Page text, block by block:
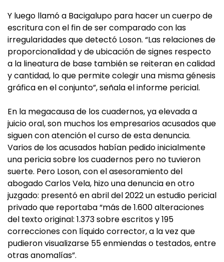
Y luego llamó a Bacigalupo para hacer un cuerpo de
escritura con el fin de ser comparado con las
irregularidades que detectó Loson. “Las relaciones de
proporcionalidad y de ubicación de signes respecto
a la lineatura de base también se reiteran en calidad
y cantidad, lo que permite colegir una misma génesis
gráfica en el conjunto”, señala el informe pericial.
En la megacausa de los cuadernos, ya elevada a
juicio oral, son muchos los empresarios acusados que
siguen con atención el curso de esta denuncia.
Varios de los acusados habían pedido inicialmente
una pericia sobre los cuadernos pero no tuvieron
suerte. Pero Loson, con el asesoramiento del
abogado Carlos Vela, hizo una denuncia en otro
juzgado: presentó en abril del 2022 un estudio pericial
privado que reportaba “más de 1.600 alteraciones
del texto original: 1.373 sobre escritos y 195
correcciones con líquido corrector, a la vez que
pudieron visualizarse 55 enmiendas o testados, entre
otras anomalías”.